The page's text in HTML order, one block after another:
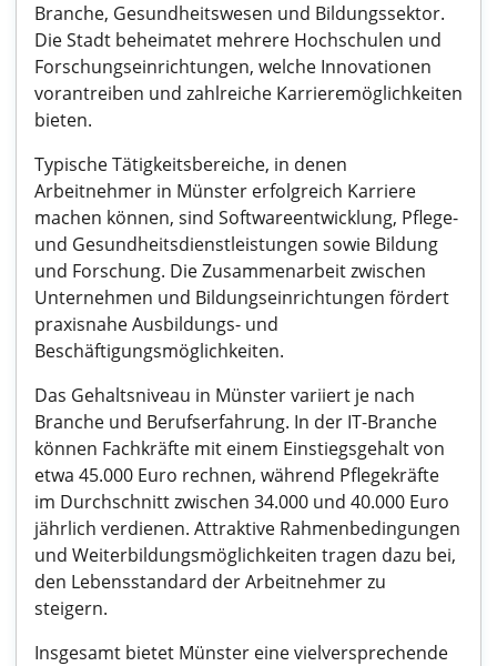
Branche, Gesundheitswesen und Bildungssektor.
Die Stadt beheimatet mehrere Hochschulen und
Forschungseinrichtungen, welche Innovationen
vorantreiben und zahlreiche Karrieremöglichkeiten
bieten.
Typische Tätigkeitsbereiche, in denen
Arbeitnehmer in Münster erfolgreich Karriere
machen können, sind Softwareentwicklung, Pflege-
und Gesundheitsdienstleistungen sowie Bildung
und Forschung. Die Zusammenarbeit zwischen
Unternehmen und Bildungseinrichtungen fördert
praxisnahe Ausbildungs- und
Beschäftigungsmöglichkeiten.
Das Gehaltsniveau in Münster variiert je nach
Branche und Berufserfahrung. In der IT-Branche
können Fachkräfte mit einem Einstiegsgehalt von
etwa 45.000 Euro rechnen, während Pflegekräfte
im Durchschnitt zwischen 34.000 und 40.000 Euro
jährlich verdienen. Attraktive Rahmenbedingungen
und Weiterbildungsmöglichkeiten tragen dazu bei,
den Lebensstandard der Arbeitnehmer zu
steigern.
Insgesamt bietet Münster eine vielversprechende